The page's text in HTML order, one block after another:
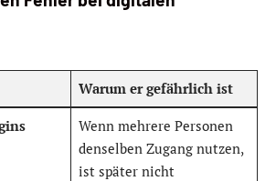
Warum er gefährlich ist
Wenn mehrere Personen
denselben Zugang nutzen,
ist später nicht